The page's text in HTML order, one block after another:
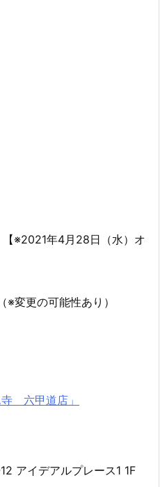
※2021年4月28日（水）オ
変更の可能性あり）
六甲道店」
アイデアルプレース1 1F